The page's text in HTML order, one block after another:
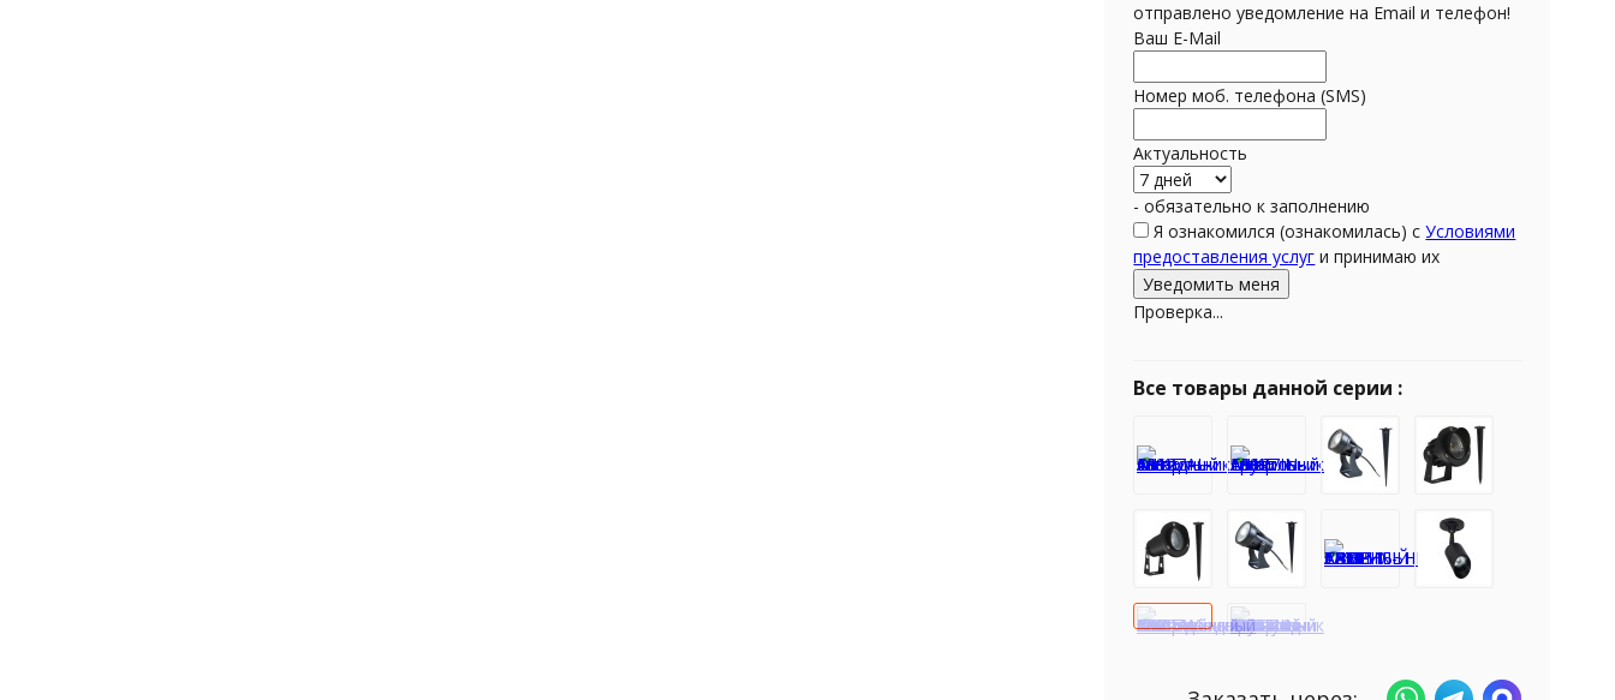
отправлено уведомление на Email и телефон!
Ваш E-Mail
Номер моб. телефона (SMS)
Актуальность
- обязательно к заполнению
Я ознакомился (ознакомилась) сУсловиями
предоставления услуг и принимаю их
Проверка...
Все товары данной серии :